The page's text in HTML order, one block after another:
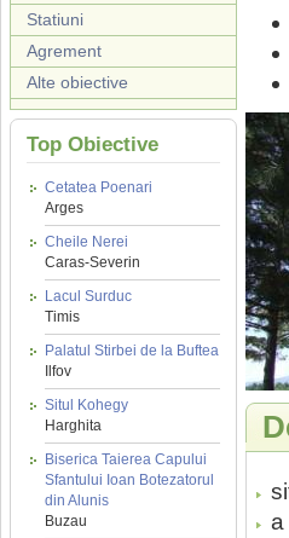
Statiuni
Agrement
Alte obiective
Top Obiective
Cetatea Poenari
Arges
Cheile Nerei
Caras-Severin
Lacul Surduc
Timis
Palatul Stirbei de la Buftea
Ilfov
Situl Kohegy
Harghita
Biserica Taierea Capului
Sfantului Ioan Botezatorul
din Alunis
Buzau
a